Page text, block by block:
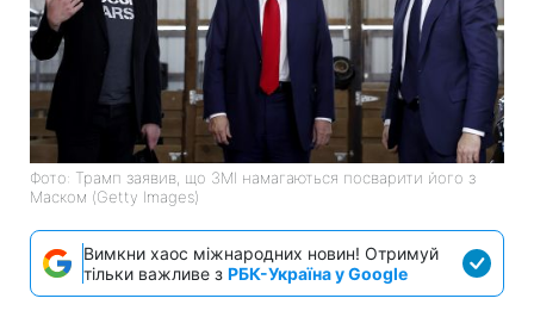
Фото: Трамп заявив, що ЗМІ намагаються посварити його з
Маском (Getty Images)
Вимкни хаос міжнародних новин! Отримуй
тільки важливе з РБК-Україна у Google